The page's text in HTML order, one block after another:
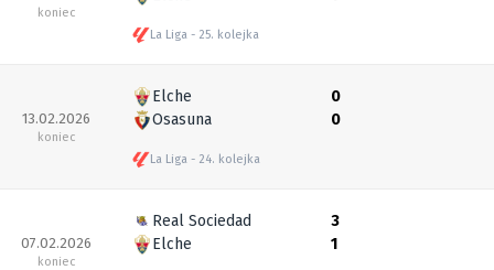
koniec
La Liga 25. kolejka
13.02.2026
koniec
Elche
Osasuna
La Liga 24. kolejka
0
0
07.02.2026
koniec
Real Sociedad
Elche
3
1